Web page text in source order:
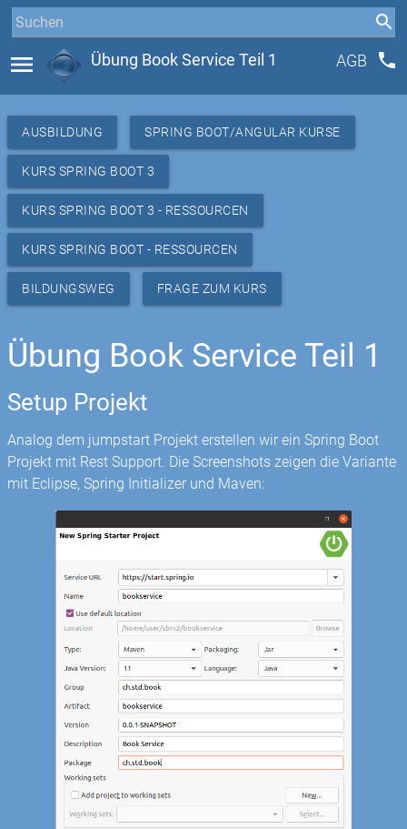
menu Übung Book Service Teil 1 AGB phone
AUSBILDUNG SPRING BOOT/ANGULAR KURSE
KURS SPRING BOOT 3
KURS SPRING BOOT 3 - RESSOURCEN
KURS SPRING BOOT - RESSOURCEN
BILDUNGSWEG FRAGE ZUM KURS
Übung Book Service Teil 1
Setup Projekt
Analog dem jumpstart Projekt erstellen wir ein Spring Boot
Projekt mit Rest Support. Die Screenshots zeigen die Variante
mit Eclipse, Spring Initializer und Maven: